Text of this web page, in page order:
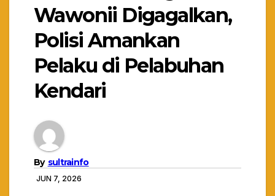
Wawonii Digagalkan,
Polisi Amankan
Pelaku di Pelabuhan
Kendari
By sultrainfo
JUN 7, 2026